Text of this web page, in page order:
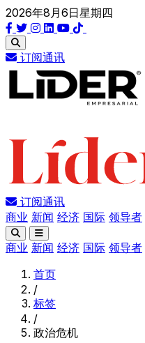
2026年8月6日星期四
订阅通讯
订阅通讯
商业 新闻 经济 国际 领导者
商业 新闻 经济 国际 领导者
首页
/
标签
/
政治危机